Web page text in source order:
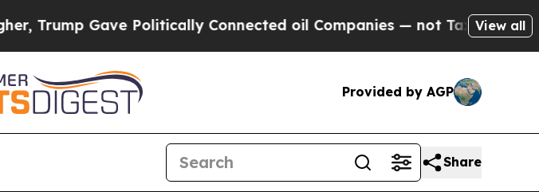
Gave Politically Connected oil Companies — not Taxpayers — theView all
Provided by AGP
Share